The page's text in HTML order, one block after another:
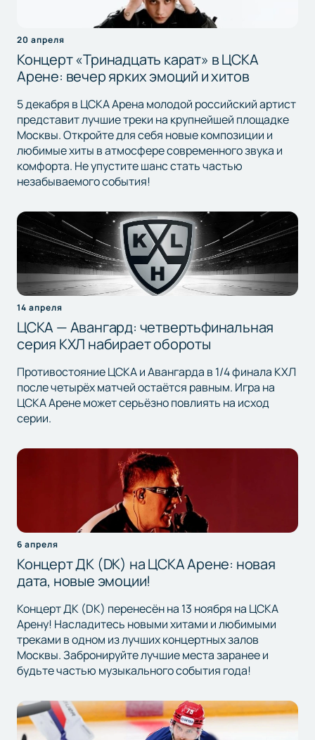
20 апреля
Концерт «Тринадцать карат» в ЦСКА
Арене: вечер ярких эмоций и хитов
5 декабря в ЦСКА Арена молодой российский артист
представит лучшие треки на крупнейшей площадке
Москвы. Откройте для себя новые композиции и
любимые хиты в атмосфере современного звука и
комфорта. Не упустите шанс стать частью
незабываемого события!
14 апреля
ЦСКА — Авангард: четвертьфинальная
серия КХЛ набирает обороты
Противостояние ЦСКА и Авангарда в 1/4 финала КХЛ
после четырёх матчей остаётся равным. Игра на
ЦСКА Арене может серьёзно повлиять на исход
серии.
6 апреля
Концерт ДК (DK) на ЦСКА Арене: новая
дата, новые эмоции!
Концерт ДК (DK) перенесён на 13 ноября на ЦСКА
Арену! Насладитесь новыми хитами и любимыми
треками в одном из лучших концертных залов
Москвы. Забронируйте лучшие места заранее и
будьте частью музыкального события года!